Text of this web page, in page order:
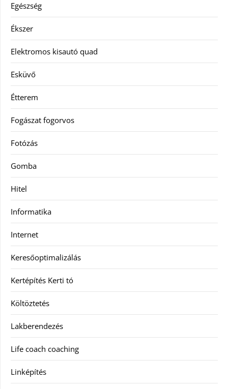
Egészség
Ékszer
Elektromos kisautó quad
Esküvő
Étterem
Fogászat fogorvos
Fotózás
Gomba
Hitel
Informatika
Internet
Keresőoptimalizálás
Kertépítés Kerti tó
Költöztetés
Lakberendezés
Life coach coaching
Linképítés